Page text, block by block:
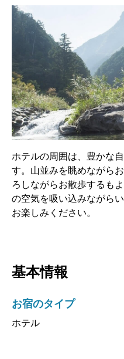
ホテルの周囲は、豊かな
す。山並みを眺めながら
ろしながらお散歩するも
の空気を吸い込みながら
お楽しみください。
基本情報
お宿のタイプ
ホテル